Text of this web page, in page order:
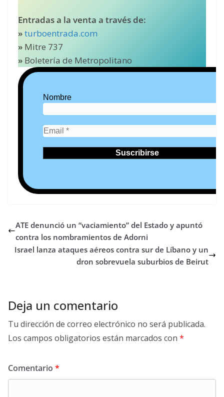
Entradas a la venta a través de:
»turboentrada.com
» Mitre 737
» Boletería de Metropolitano
Nombre
ATE denunció un “vaciamiento” del Estado y apuntó
contra los nombramientos de Adorni
Israel lanza ataques aéreos contra sur de Líbano y un
dron sobrevuela suburbios de Beirut
Deja un comentario
Tu dirección de correo electrónico no será publicada.
Los campos obligatorios están marcados con *
Comentario *